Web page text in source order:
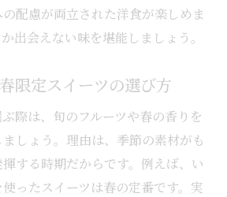
配慮が両立された洋食が楽しめま
出会えない味を堪能しましょう。
限定スイーツの選び方
際は、旬のフルーツや春の香りを
しょう。理由は、季節の素材がも
する時期だからです。例えば、い
ったスイーツは春の定番です。実